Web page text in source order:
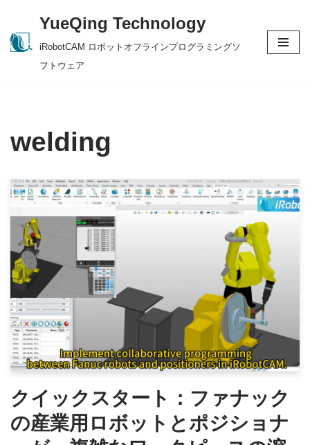
Skip
YueQing Technology
iRobotCAM ロボットオフラインプログラミングソ
フトウェア
welding
クイックスタート：ファナック
の産業用ロボットとポジショナ